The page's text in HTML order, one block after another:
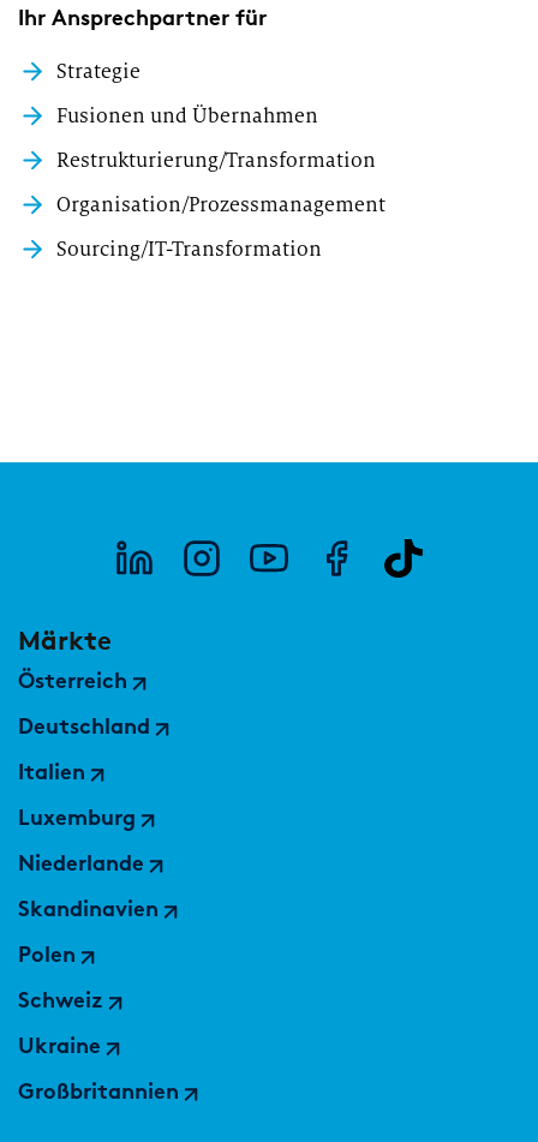
Ihr Ansprechpartner für
Strategie
Fusionen und Übernahmen
Restrukturierung/Transformation
Organisation/Prozessmanagement
Sourcing/IT-Transformation
Märkte
Österreich
Deutschland
Italien
Luxemburg
Niederlande
Skandinavien
Polen
Schweiz
Ukraine
Großbritannien